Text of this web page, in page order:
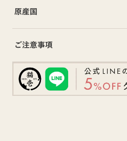
原産国
ご注意事項